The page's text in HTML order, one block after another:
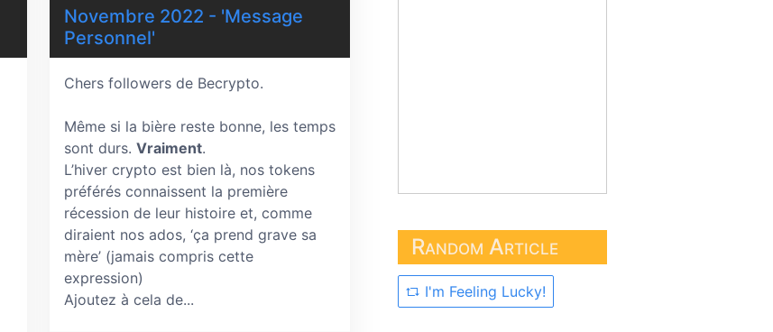
Novembre 2022 - 'Message
Personnel'
Chers followers de Becrypto.
Même si la bière reste bonne, les temps
sont durs. Vraiment.
L’hiver crypto est bien là, nos tokens
préférés connaissent la première
récession de leur histoire et, comme
diraient nos ados, ‘ça prend grave sa
mère’ (jamais compris cette
expression)
Ajoutez à cela de...
Random Article
I'm Feeling Lucky!